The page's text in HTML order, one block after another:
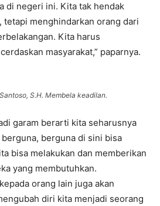
di negeri ini. Kita tak hendak
tetapi menghindarkan orang dari
Kita harus
masyarakat,” paparnya.
S.H. Membela keadilan.
garam berarti kita seharusnya
berguna di sini bisa
bisa melakukan dan memberikan
yang membutuhkan.
orang lain juga akan
diri kita menjadi seorang